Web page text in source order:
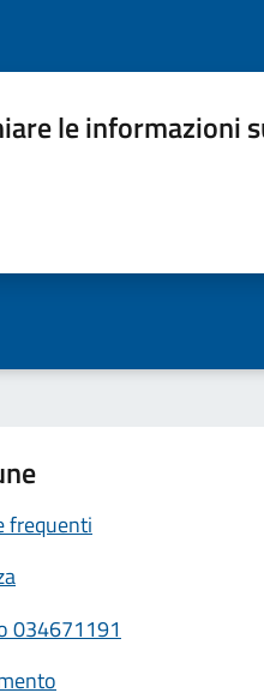
le informazioni
frequenti
034671191